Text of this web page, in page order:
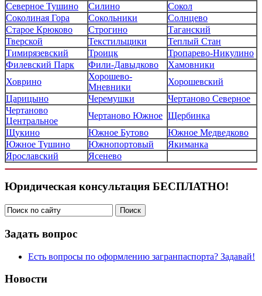
Северное Тушино
Силино
Сокол
Соколиная Гора
Сокольники
Солнцево
Старое Крюково
Строгино
Таганский
Тверской
Текстильщики
Теплый Стан
Тимирязевский
Троицк
Тропарево-Никулино
Филевский Парк
Фили-Давыдково
Хамовники
Ховрино
Хорошево-
Мневники
Хорошевский
Царицыно
Черемушки
Чертаново Северное
Чертаново
Центральное
Чертаново Южное Щербинка
Щукино
Южное Бутово
Южное Медведково
Южное Тушино
Южнопортовый
Якиманка
Ярославский
Ясенево
Юридическая консультация БЕСПЛАТНО!
Задать вопрос
Есть вопросы по оформлению загранпаспорта? Задавай!
Новости